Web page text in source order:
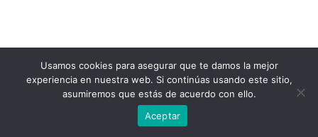
Usamos cookies para asegurar que te damos la mejor
experiencia en nuestra web. Si continúas usando este sitio,
asumiremos que estás de acuerdo con ello.
Aceptar